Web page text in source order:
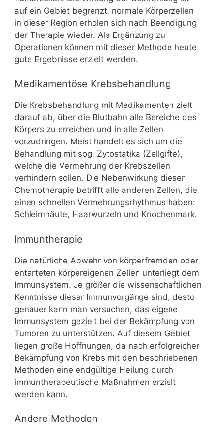
auf ein Gebiet begrenzt, normale Körperzellen
in dieser Region erholen sich nach Beendigung
der Therapie wieder. Als Ergänzung zu
Operationen können mit dieser Methode heute
gute Ergebnisse erzielt werden.
Medikamentöse Krebsbehandlung
Die Krebsbehandlung mit Medikamenten zielt
darauf ab, über die Blutbahn alle Bereiche des
Körpers zu erreichen und in alle Zellen
vorzudringen. Meist handelt es sich um die
Behandlung mit sog. Zytostatika (Zellgifte),
welche die Vermehrung der Krebszellen
verhindern sollen. Die Nebenwirkung dieser
Chemotherapie betrifft alle anderen Zellen, die
einen schnellen Vermehrungsrhythmus haben:
Schleimhäute, Haarwurzeln und Knochenmark.
Immuntherapie
Die natürliche Abwehr von körperfremden oder
entarteten körpereigenen Zellen unterliegt dem
Immunsystem. Je größer die wissenschaftlichen
Kenntnisse dieser Immunvorgänge sind, desto
genauer kann man versuchen, das eigene
Immunsystem gezielt bei der Bekämpfung von
Tumoren zu unterstützen. Auf diesem Gebiet
liegen große Hoffnungen, da nach erfolgreicher
Bekämpfung von Krebs mit den beschriebenen
Methoden eine endgültige Heilung durch
immuntherapeutische Maßnahmen erzielt
werden kann.
Andere Methoden